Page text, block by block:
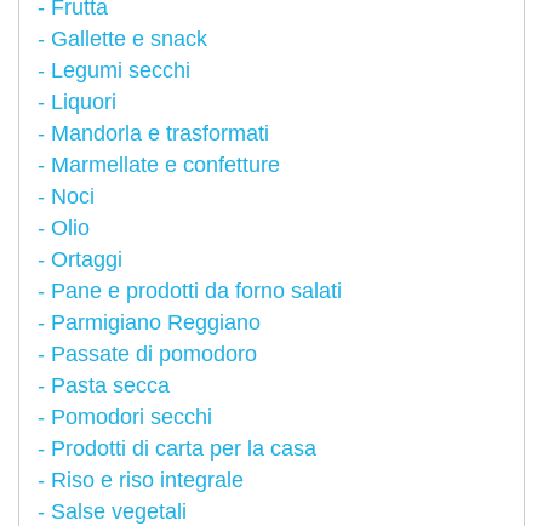
Frutta
Gallette e snack
Legumi secchi
Liquori
Mandorla e trasformati
Marmellate e confetture
Noci
Olio
Ortaggi
Pane e prodotti da forno salati
Parmigiano Reggiano
Passate di pomodoro
Pasta secca
Pomodori secchi
Prodotti di carta per la casa
Riso e riso integrale
Salse vegetali